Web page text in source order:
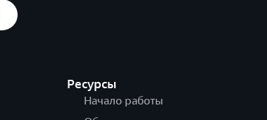
Ресурсы
Начало работы